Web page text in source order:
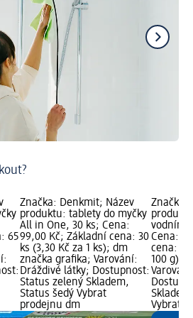
65
Značka: Denkmit; Název
produktu: tablety do myčky
All in One, 30 ks; Cena:
99,00 Kč; Základní cena: 30
ks (3,30 Kč za 1 ks); dm
značka grafika; Varování:
Dráždivé látky; Dostupnost:
Status zelený Skladem,
Status šedý Vybrat
prodejnu dm
Značka:
Cena:
cena: 1
100 g);
Vybrat